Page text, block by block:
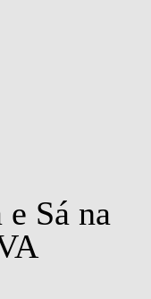
Sá na